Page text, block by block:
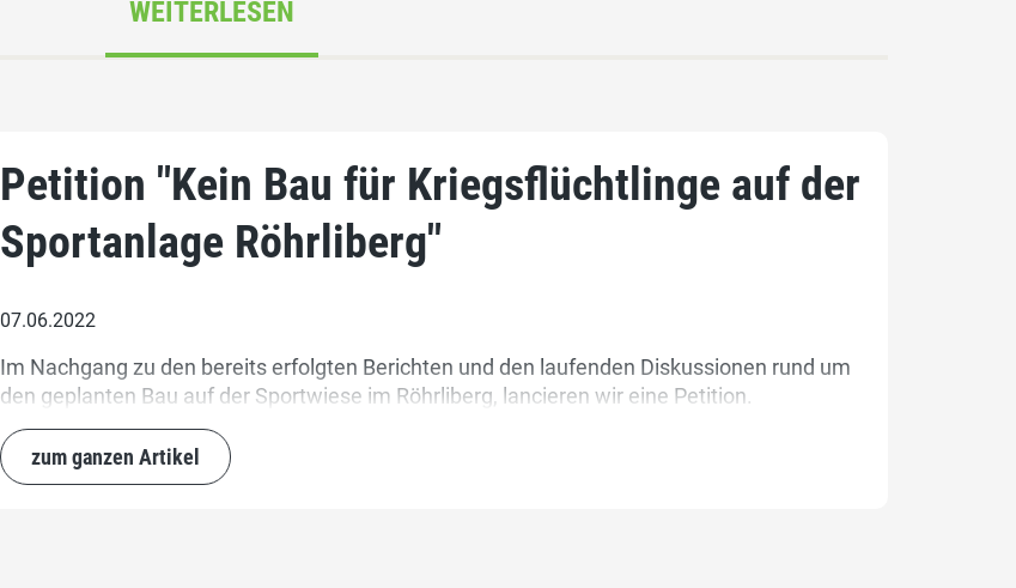
WEITERLESEN
Petition "Kein Bau für Kriegsflüchtlinge auf der
Sportanlage Röhrliberg"
07.06.2022
Im Nachgang zu den bereits erfolgten Berichten und den laufenden Diskussionen rund um
den geplanten Bau auf der Sportwiese im Röhrliberg, lancieren wir eine Petition.
zum ganzen Artikel